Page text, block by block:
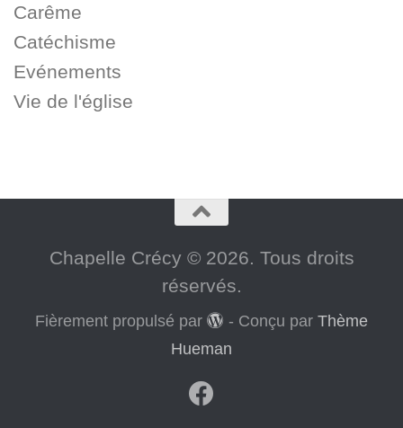
Carême
Catéchisme
Evénements
Vie de l'église
Chapelle Crécy © 2026. Tous droits
réservés.
Fièrement propulsé par - Conçu par Thème
Hueman